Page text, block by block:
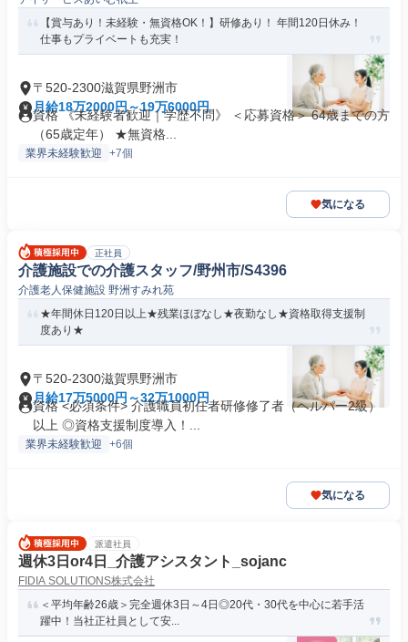
【賞与あり！未経験・無資格OK！】研修あり！ 年間120日休み！
仕事もプライベートも充実！
〒520-2300滋賀県野洲市
月給18万2000円～19万6000円
資格 《未経験者歓迎｜学歴不問》 ＜応募資格＞ 64歳までの方
（65歳定年） ★無資格...
業界未経験歓迎 +7個
気になる
正社員
介護施設での介護スタッフ/野州市/S4396
介護老人保健施設 野洲すみれ苑
★年間休日120日以上★残業ほぼなし★夜勤なし★資格取得支援制
度あり★
〒520-2300滋賀県野洲市
月給17万5000円～32万1000円
資格 <必須条件> 介護職員初任者研修修了者（ヘルパー2級）
以上 ◎資格支援制度導入！...
業界未経験歓迎 +6個
気になる
派遣社員
週休3日or4日_介護アシスタント_sojanc
FIDIA SOLUTIONS株式会社
＜平均年齢26歳＞完全週休3日～4日◎20代・30代を中心に若手活
躍中！当社正社員として安...